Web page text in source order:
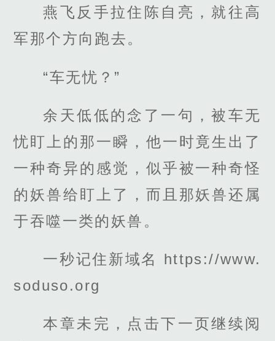
燕飞反手拉住陈自亮，就往高
军那个方向跑去。
“车无忧？”
余天低低的念了一句，被车无
忧盯上的那一瞬，他一时竟生出了
一种奇异的感觉，似乎被一种奇怪
的妖兽给盯上了，而且那妖兽还属
于吞噬一类的妖兽。
一秒记住新域名 https://www.
soduso.org
本章未完，点击下一页继续阅